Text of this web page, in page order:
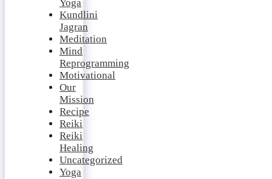
Yoga
Kundlini
Jagran
Meditation
Mind
Reprogramming
Motivational
Our
Mission
Recipe
Reiki
Reiki
Healing
Uncategorized
Yoga